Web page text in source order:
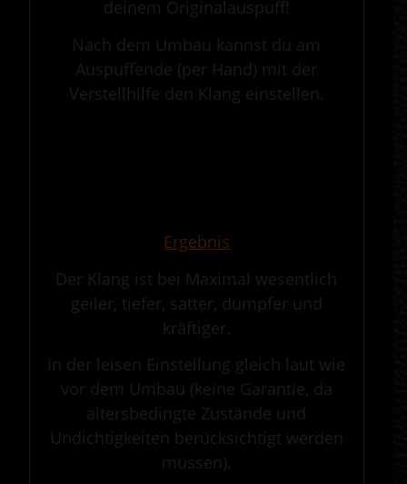
deinem Originalauspuff!
Nach dem Umbau kannst du am
Auspuffende (per Hand) mit der
Verstellhilfe den Klang einstellen.
Ergebnis
Der Klang ist bei Maximal wesentlich
geiler, tiefer, satter, dumpfer und
kräftiger.
In der leisen Einstellung gleich laut wie
vor dem Umbau (keine Garantie, da
altersbedingte Zustände und
Undichtigkeiten berücksichtigt werden
müssen).